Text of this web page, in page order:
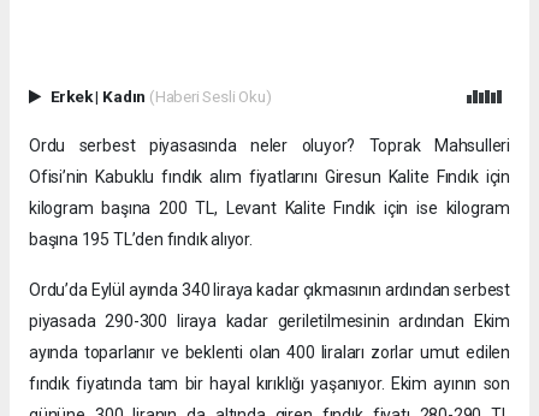
Erkek| Kadın (Haberi Sesli Oku)
Ordu serbest piyasasında neler oluyor? Toprak Mahsulleri
Ofisi’nin Kabuklu fındık alım fiyatlarını Giresun Kalite Fındık için
kilogram başına 200 TL, Levant Kalite Fındık için ise kilogram
başına 195 TL’den fındık alıyor.
Ordu’da Eylül ayında 340 liraya kadar çıkmasının ardından serbest
piyasada 290-300 liraya kadar geriletilmesinin ardından Ekim
ayında toparlanır ve beklenti olan 400 liraları zorlar umut edilen
fındık fiyatında tam bir hayal kırıklığı yaşanıyor. Ekim ayının son